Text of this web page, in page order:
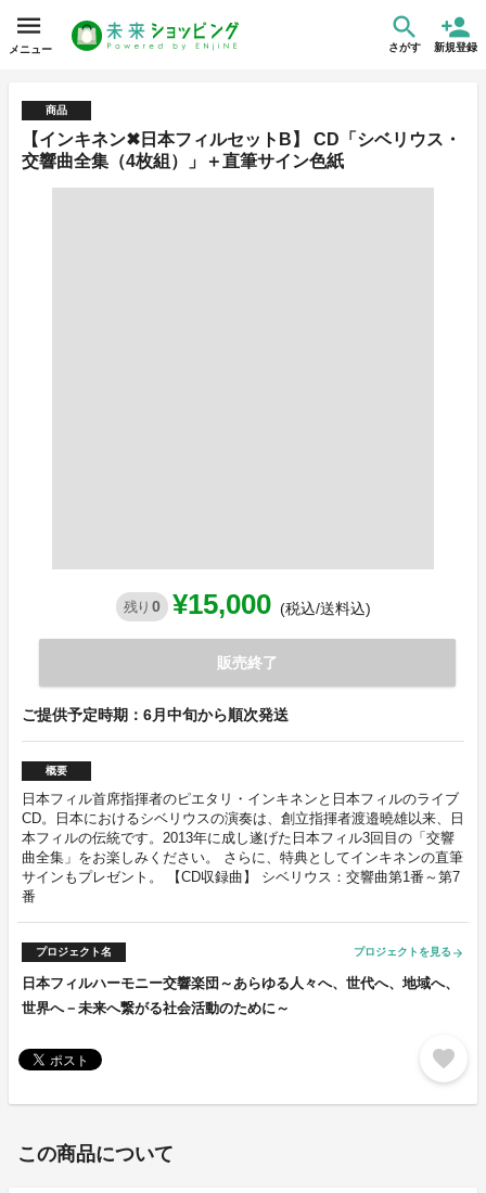
メニュー さがす 新規登録
商品
【インキネン✖日本フィルセットB】 CD「シベリウス・
交響曲全集（4枚組）」＋直筆サイン色紙
残り 0 ¥15,000 (税込/送料込)
販売終了
ご提供予定時期：6月中旬から順次発送
概要
日本フィル首席指揮者のピエタリ・インキネンと日本フィルのライブ
CD。日本におけるシベリウスの演奏は、創立指揮者渡邉曉雄以来、日
本フィルの伝統です。2013年に成し遂げた日本フィル3回目の「交響
曲全集」をお楽しみください。 さらに、特典としてインキネンの直筆
サインもプレゼント。 【CD収録曲】 シベリウス：交響曲第1番～第7
番
プロジェクト名 プロジェクトを見る arrow_forward
日本フィルハーモニー交響楽団～あらゆる人々へ、世代へ、地域へ、
世界へ－未来へ繋がる社会活動のために～
favorite
この商品について